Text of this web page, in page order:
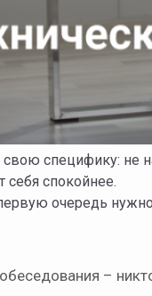
специфику: не
себя спокойнее.
очередь
–